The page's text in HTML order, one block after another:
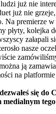
już nie
już nie
Na premierze
płyty, kolejka
załapali
nasze
ją
na platformie
się
medialnym